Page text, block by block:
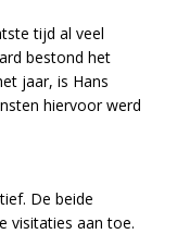
tijd al veel
bestond het
jaar, is Hans
hiervoor werd
De beide
visitaties aan toe.